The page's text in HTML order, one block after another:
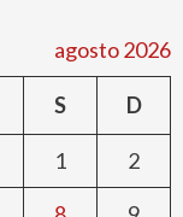
agosto 2026
S D
1
2